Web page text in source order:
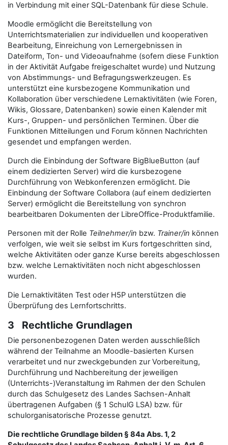
in Verbindung mit einer SQL-Datenbank für diese Schule.
Moodle ermöglicht die Bereitstellung von
Unterrichtsmaterialien zur individuellen und kooperativen
Bearbeitung, Einreichung von Lernergebnissen in
Dateiform, Ton- und Videoaufnahme (sofern diese Funktion
in der Aktivität Aufgabe freigeschaltet wurde) und Nutzung
von Abstimmungs- und Befragungswerkzeugen. Es
unterstützt eine kursbezogene Kommunikation und
Kollaboration über verschiedene Lernaktivitäten (wie Foren,
Wikis, Glossare, Datenbanken) sowie einen Kalender mit
Kurs-, Gruppen- und persönlichen Terminen. Über die
Funktionen Mitteilungen und Forum können Nachrichten
gesendet und empfangen werden.
Durch die Einbindung der Software BigBlueButton (auf
einem dedizierten Server) wird die kursbezogene
Durchführung von Webkonferenzen ermöglicht. Die
Einbindung der Software Collabora (auf einem dedizierten
Server) ermöglicht die Bereitstellung von synchron
bearbeitbaren Dokumenten der LibreOffice-Produktfamilie.
Personen mit der Rolle Teilnehmer/in bzw. Trainer/in können
verfolgen, wie weit sie selbst im Kurs fortgeschritten sind,
welche Aktivitäten oder ganze Kurse bereits abgeschlossen
bzw. welche Lernaktivitäten noch nicht abgeschlossen
wurden.
Die Lernaktivitäten Test oder H5P unterstützen die
Überprüfung des Lernfortschritts.
3 Rechtliche Grundlagen
Die personenbezogenen Daten werden ausschließlich
während der Teilnahme an Moodle-basierten Kursen
verarbeitet und nur zweckgebunden zur Vorbereitung,
Durchführung und Nachbereitung der jeweiligen
(Unterrichts-)Veranstaltung im Rahmen der den Schulen
durch das Schulgesetz des Landes Sachsen-Anhalt
übertragenen Aufgaben (§ 1 SchulG LSA) bzw. für
schulorganisatorische Prozesse genutzt.
Die rechtliche Grundlage bilden § 84a Abs. 1, 2